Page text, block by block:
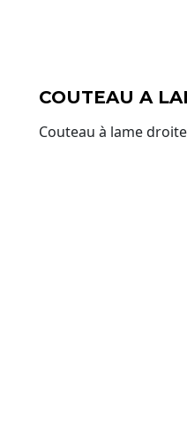
COUTEAU A
Couteau à lame